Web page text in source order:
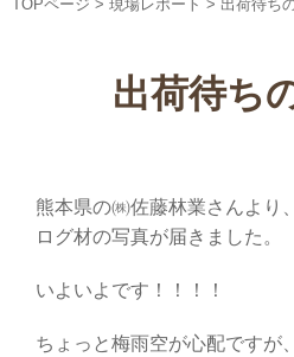
TOPページ > 現場レポート > 出荷待ち
出荷待ち
熊本県の㈱佐藤林業さんより
ログ材の写真が届きました。
いよいよです！！！！
ちょっと梅雨空が心配ですが